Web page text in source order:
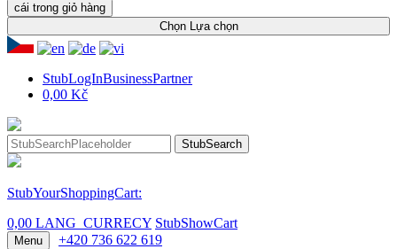
cái trong giỏ hàng
ChọnLựa chọn
StubLogInBusinessPartner
0,00 Kč
StubSearch
StubYourShoppingCart:
0,00 LANG_CURRECY StubShowCart
Menu +420 736 622 619